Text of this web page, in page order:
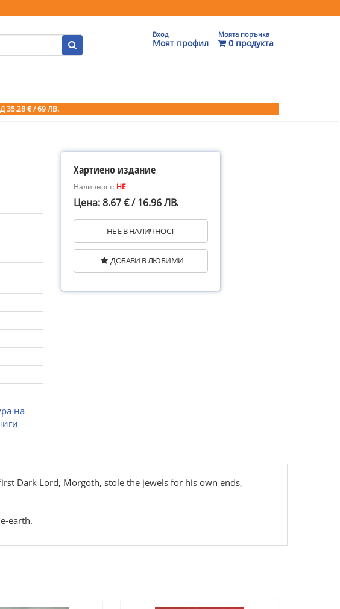
Вход
Моят профил
Моята поръчка
0 продукта
35.28 € / 69 ЛВ.
на
Хартиено издание
Наличност: НЕ
Цена: 8.67 € / 16.96 ЛВ.
НЕ Е В НАЛИЧНОСТ
ДОБАВИ В ЛЮБИМИ
Dark Lord, Morgoth, stole the jewels for his own ends,
earth.